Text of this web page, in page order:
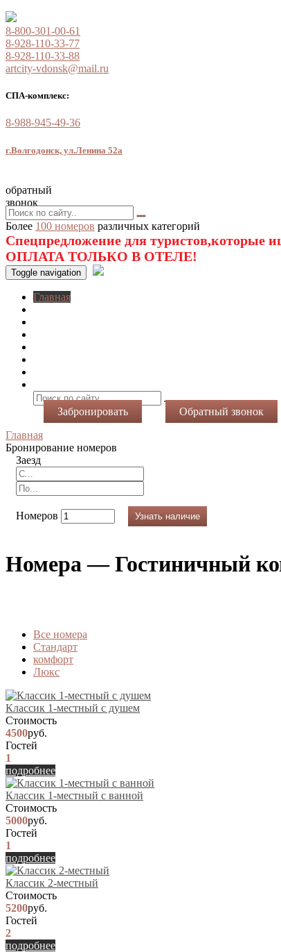
8-800-301-00-61
8-928-110-33-77
8-928-110-33-88
artcity-vdonsk@mail.ru
СПА-комплекс:
8-988-945-49-36
г.Волгодонск, ул.Ленина 52а
обратный
звонок
Более 100 номеров различных категорий
Спецпредложение для туристов,которые
ОПЛАТА ТОЛЬКО В ОТЕЛЕ!
Toggle navigation
Главная
Забронировать
Обратный звонок
Главная
Бронирование номеров
Заезд
Номеров Узнать наличие
Номера — Гостиничный
Вcе номера
Стандарт
комфорт
Люкс
Классик 1-местный с душем
Стоимость
4500руб.
Гостей
1
подробнее
Классик 1-местный с ванной
Стоимость
5000руб.
Гостей
1
подробнее
Классик 2-местный
Стоимость
5200руб.
Гостей
2
подробнее